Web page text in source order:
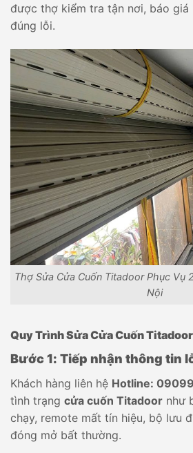
được thợ kiểm tra tận nơi, báo
đúng lỗi.
Thợ Sửa Cửa Cuốn Titadoor Phục Vụ
Nội
Quy Trình Sửa Cửa Cuốn
Bước 1: Tiếp nhận thông tin
Khách hàng liên hệ Hotline:
tình trạng cửa cuốn Titadoor như
chạy, remote mất tín hiệu, bộ lưu
đóng mở bất thường.